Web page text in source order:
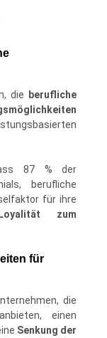
die berufliche
87 % der
berufliche
für ihre
Loyalität zum
für
die
einen
Senkung der